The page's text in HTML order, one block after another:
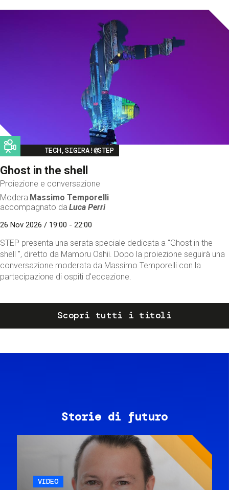
Image
TECH,SIGIRA!@STEP
Ghost in the shell
Proiezione e conversazione
Modera Massimo Temporelli
accompagnato da Luca Perri
26 Nov 2026 / 19:00 - 22:00
STEP presenta una serata speciale dedicata a "Ghost in the
shell ", diretto da Mamoru Oshii. Dopo la proiezione seguirà una
conversazione moderata da Massimo Temporelli con la
partecipazione di ospiti d'eccezione.
Scopri tutti i titoli
Storie di futuro
VIDEO